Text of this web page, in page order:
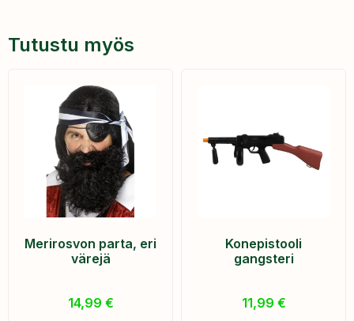
Tutustu myös
Merirosvon parta, eri
värejä
14,99 €
Konepistooli
gangsteri
11,99 €